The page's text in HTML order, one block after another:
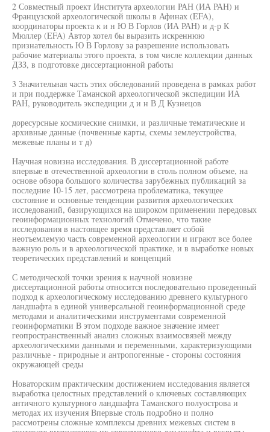
2 Совместный проект Института археологии РАН (ИА РАН) и
Французской археологической школы в Афинах (EFA),
координаторы проекта к и н Ю В Горлов (ИА РАН) и д-р К
Мюллер (EFA) Автор хотел бы выразить искреннюю
признательность Ю В Горлову за разрешение использовать
рабочие материалы этого проекта, в том числе коллекции данных
ДЗЗ, в подготовке диссертационной работы
3 Значительная часть этих обследований проведена в рамках работ
и при поддержке Таманской археологической экспедиции ИА
РАН, руководитель экспедиции д и н В Д Кузнецов
доресурсные космические снимки, и различные тематические и
архивные данные (почвенные карты, схемы землеустройства,
межевые планы и т д)
Научная новизна исследования. В диссертационной работе
впервые в отечественной археологии в столь полном объеме, на
основе обзора большого количества зарубежных публикаций за
последние 10-15 лет, рассмотрена проблематика, текущее
состояние и основные тенденции развития археологических
исследований, базирующихся на широком применении передовых
геоинформационных технологий Отмечено, что такие
исследования в настоящее время представляет собой
неотъемлемую часть современной археологии и играют все более
важную роль и в археологической практике, и в выработке новых
теоретических представлений и концепций
С методической точки зрения к научной новизне
диссертационной работы относится последовательно проведенный
подход к археологическому исследованию древнего культурного
ландшафта в единой универсальной геоинформационной среде
методами и аналитическими инструментами современной
геоинформатики В этом подходе важное значение имеет
геопространственный анализ сложных взаимосвязей между
археологическими данными и переменными, характеризующими
различные - природные и антропогенные - стороны состояния
окружающей среды
Новаторским практическим достижением исследования является
выработка целостных представлений о ключевых составляющих
античного культурного ландшафта Таманского полуострова и
методах их изучения Впервые столь подробно и полно
рассмотрены сложные комплексы древних межевых систем в